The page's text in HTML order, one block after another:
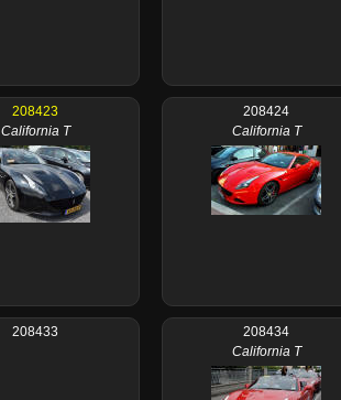
208423
California T
208424
California T
208433
208434
California T